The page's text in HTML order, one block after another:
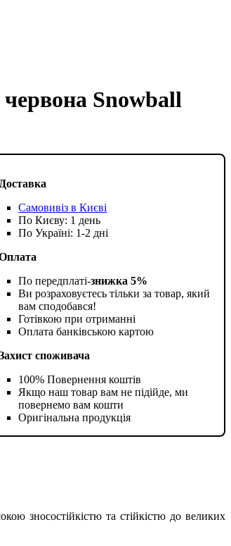
червона Snowball
Доставка
Самовивіз в Києві
По Києву: 1 день
По Україні: 1-2 дні
По передплаті-знижка 5%
Ви розраховуєтесь тільки за товар, який
вам сподобався!
Готівкою при отриманні
Оплата банківською картою
споживача
100% Повернення коштів
Якщо наш товар вам не підійде, ми
повернемо вам кошти
Оригінальна продукція
зносостійкістю та стійкістю до великих